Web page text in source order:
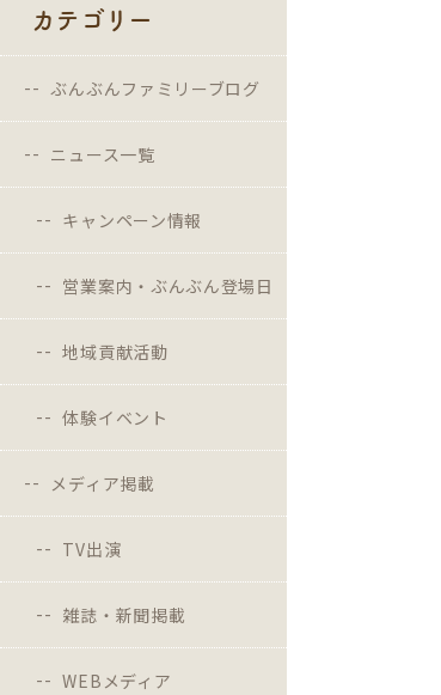
カテゴリー
ぶんぶんファミリーブログ
ニュース一覧
キャンペーン情報
営業案内・ぶんぶん登場日
地域貢献活動
体験イベント
メディア掲載
TV出演
雑誌・新聞掲載
WEBメディア